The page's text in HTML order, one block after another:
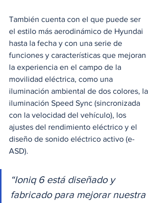
También cuenta con el que puede ser
el estilo más aerodinámico de Hyundai
hasta la fecha y con una serie de
funciones y características que mejoran
la experiencia en el campo de la
movilidad eléctrica, como una
iluminación ambiental de dos colores, la
iluminación Speed Sync (sincronizada
con la velocidad del vehículo), los
ajustes del rendimiento eléctrico y el
diseño de sonido eléctrico activo (e-
ASD).
“Ioniq 6 está diseñado y
fabricado para mejorar nuestra